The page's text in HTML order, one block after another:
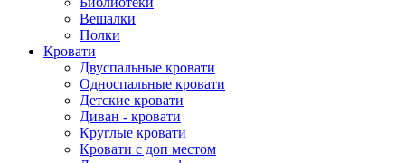
Вешалки
Полки
Кровати
Двуспальные кровати
Односпальные кровати
Детские кровати
Диван - кровати
Круглые кровати
Кровати с доп местом